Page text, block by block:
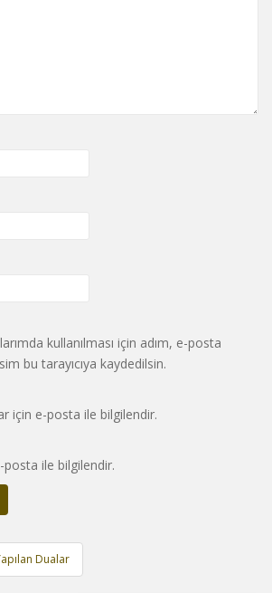
kullanılması için adım, e-posta
bu tarayıcıya kaydedilsin.
için e-posta ile bilgilendir.
posta ile bilgilendir.
Dualar